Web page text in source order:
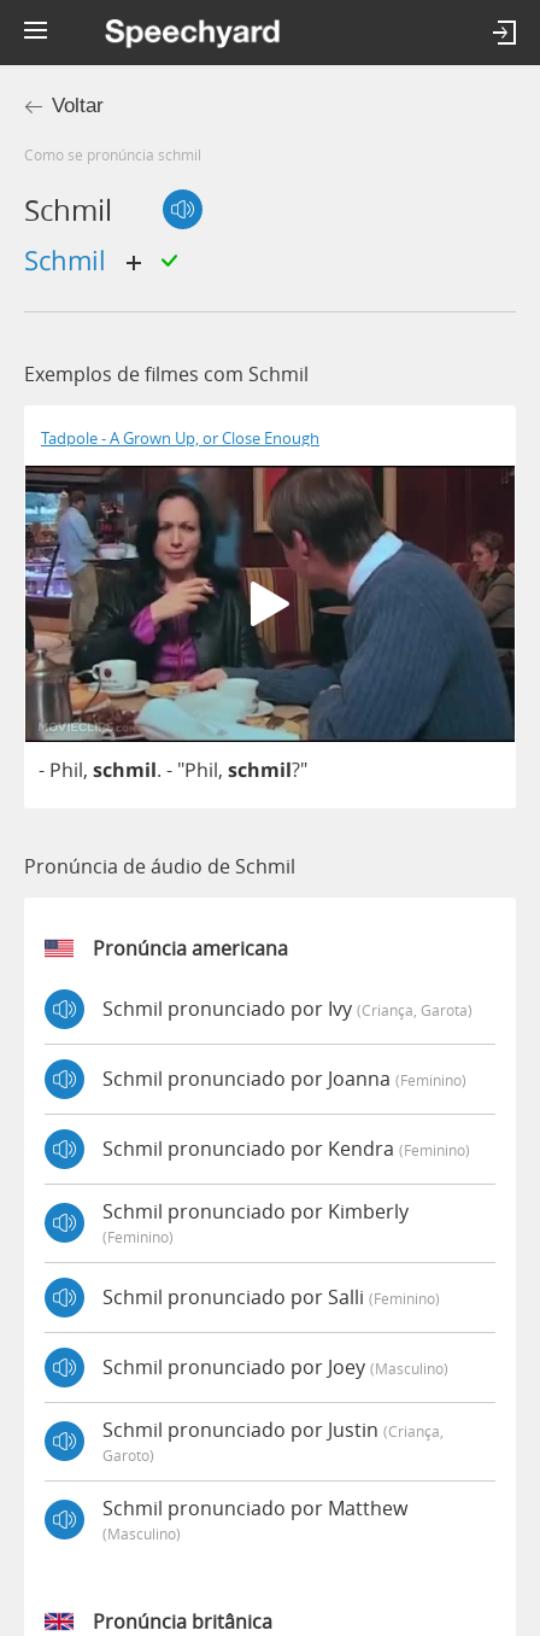
Voltar
Como se pronúncia schmil
Schmil
schmil
Exemplos de filmes com Schmil
Tadpole - A Grown Up, or Close Enough
- Phil, schmil. - "Phil, schmil?"
Pronúncia de áudio de Schmil
Pronúncia americana
Schmil pronunciado por Ivy (criança, Garota)
Schmil pronunciado por Joanna (feminino)
Schmil pronunciado por Kendra (feminino)
Schmil pronunciado por Kimberly
(feminino)
Schmil pronunciado por Salli (feminino)
Schmil pronunciado por Joey (masculino)
Schmil pronunciado por Justin (criança,
Garoto)
Schmil pronunciado por Matthew
(masculino)
Pronúncia britânica